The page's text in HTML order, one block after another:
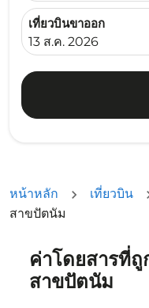
เที่ยวบินขาออก
fc-booking-
13 ส.ค. 2026
หน้าหลัก เที่ยวบิน
สาขปัตนัม
ค่าโดยสารที่
สาขปัตนัม
ลองอัปเดตเส้นทางข